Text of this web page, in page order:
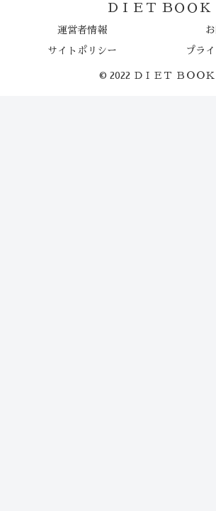
ＤＩＥＴ ＢＯＯＫ
運営者情報
サイトポリシー プラ
© 2022 ＤＩＥＴ ＢＯＯＫ